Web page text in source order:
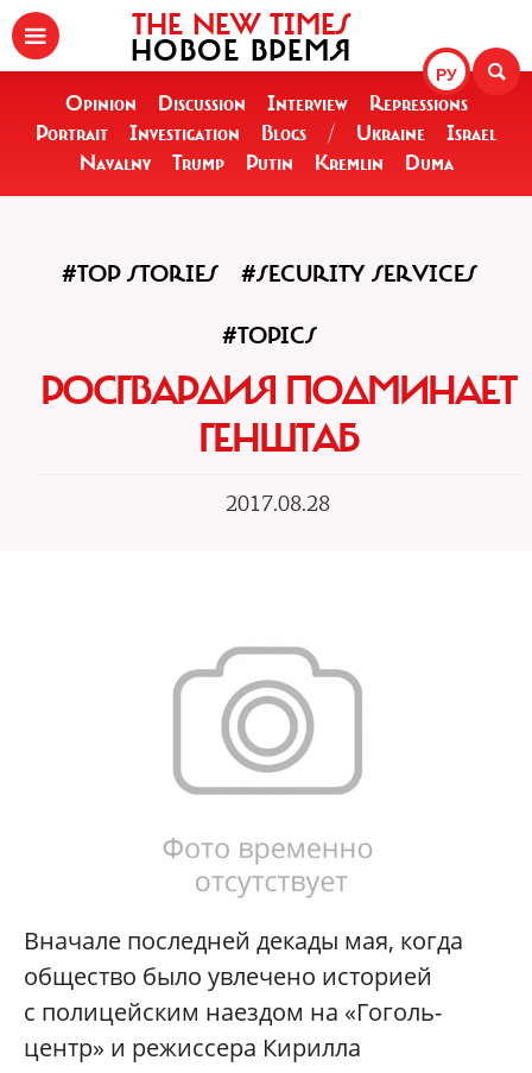
РУ
THE NEW TIMES
НОВОЕ ВРЕМЯ
Opinion Discussion Interview
Repressions
Portrait
Investigation Blogs / Ukraine
Israel
Navalny
Trump Putin Kremlin Duma
#TOP STORIES #SECURITY SERVICES
#TOPICS
РОСГВАРДИЯ ПОДМИНАЕТ
ГЕНШТАБ
2017.08.28
Вначале последней декады мая, когда
общество было увлечено историей
с полицейским наездом на «Гоголь-
центр» и режиссера Кирилла